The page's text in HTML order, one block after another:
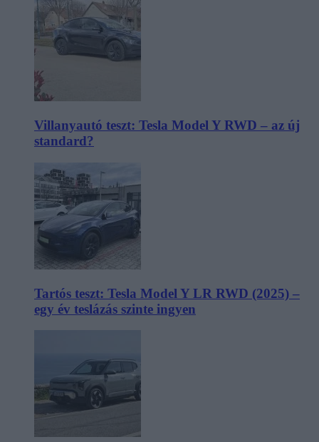
Villanyautó teszt: Tesla Model Y RWD – az új
standard?
Tartós teszt: Tesla Model Y LR RWD (2025) –
egy év teslázás szinte ingyen